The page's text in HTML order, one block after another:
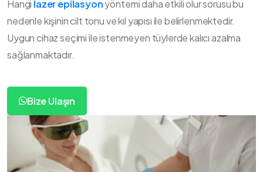
Hangi lazer epilasyonyöntemi daha etkili olur sorusu bu
nedenle kişinin cilt tonu ve kıl yapısı ile belirlenmektedir.
Uygun cihaz seçimi ile istenmeyen tüylerde kalıcı azalma
sağlanmaktadır.
Bize Ulaşın